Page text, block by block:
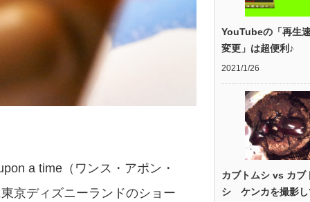
a time（ワンス・アポン・
京ディズニーランドのショー
YouTubeの「再生
変更」は超便利♪
2021/1/26
カブトムシ vs カブ
シ ケンカを撮影し